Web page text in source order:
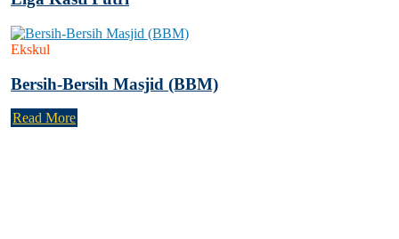
Ekskul
Bersih-Bersih Masjid (BBM)
Read More